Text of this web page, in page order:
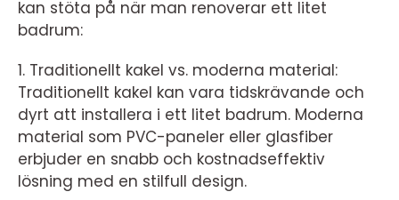
kan stöta på när man renoverar ett litet
badrum:
1. Traditionellt kakel vs. moderna material:
Traditionellt kakel kan vara tidskrävande och
dyrt att installera i ett litet badrum. Moderna
material som PVC-paneler eller glasfiber
erbjuder en snabb och kostnadseffektiv
lösning med en stilfull design.